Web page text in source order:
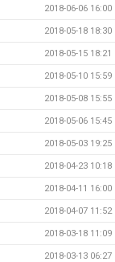
2018-06-06 16:00
2018-05-18 18:30
2018-05-15 18:21
2018-05-10 15:59
2018-05-08 15:55
2018-05-06 15:45
2018-05-03 19:25
2018-04-23 10:18
2018-04-11 16:00
2018-04-07 11:52
2018-03-18 11:09
2018-03-13 06:27